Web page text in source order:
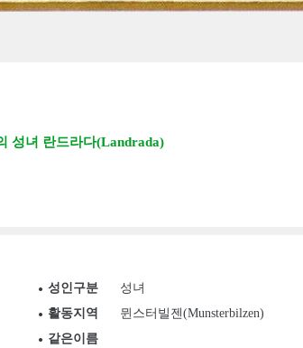
성녀 란드라다(Landrada)
성인구분
성녀
활동지역
뮌스터빌젠(Munsterbilzen)
같은이름